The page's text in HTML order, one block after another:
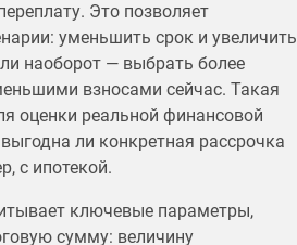
Это позволяет
уменьшить срок и увеличить
наоборот — выбрать более
взносами сейчас. Такая
оценки реальной финансовой
ли конкретная рассрочка
с ипотекой.
ключевые параметры,
сумму: величину